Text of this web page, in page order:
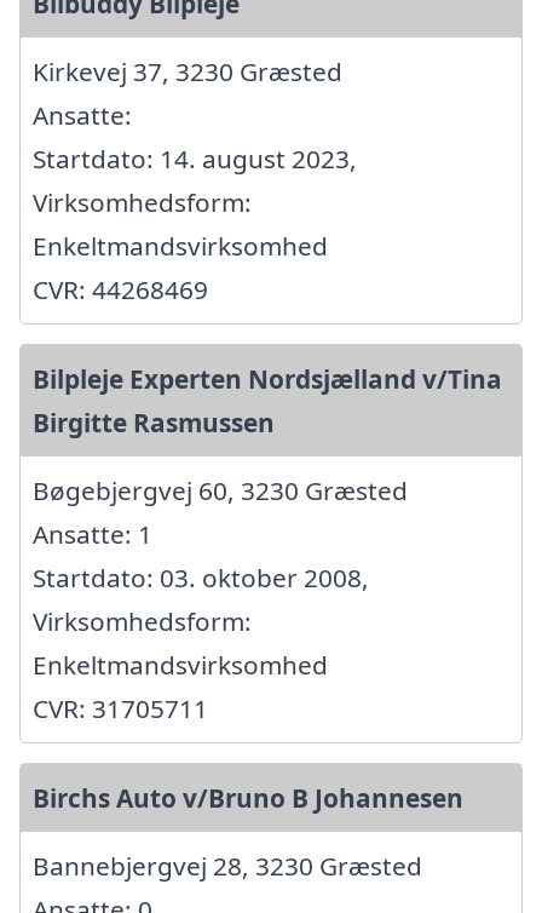
Kirkevej 37, 3230 Græsted
Ansatte:
Startdato: 14. august 2023,
Virksomhedsform:
Enkeltmandsvirksomhed
CVR: 44268469
Bilpleje Experten Nordsjælland v/Tina
Birgitte Rasmussen
Bøgebjergvej 60, 3230 Græsted
Ansatte: 1
Startdato: 03. oktober 2008,
Virksomhedsform:
Enkeltmandsvirksomhed
CVR: 31705711
Birchs Auto v/Bruno B Johannesen
Bannebjergvej 28, 3230 Græsted